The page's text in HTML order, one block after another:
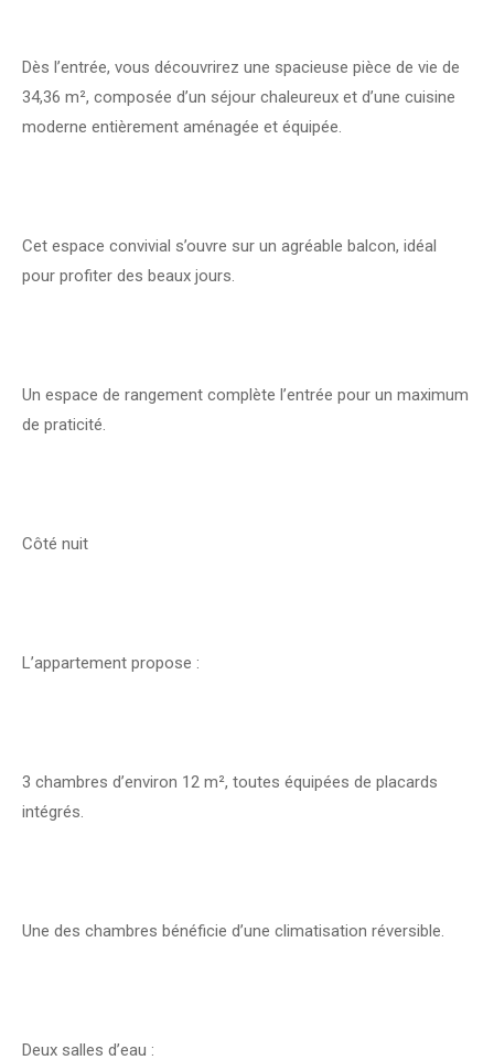
Dès l’entrée, vous découvrirez une spacieuse pièce de vie de
34,36 m², composée d’un séjour chaleureux et d’une cuisine
moderne entièrement aménagée et équipée.
Cet espace convivial s’ouvre sur un agréable balcon, idéal
pour profiter des beaux jours.
Un espace de rangement complète l’entrée pour un maximum
de praticité.
Côté nuit
L’appartement propose :
3 chambres d’environ 12 m², toutes équipées de placards
intégrés.
Une des chambres bénéficie d’une climatisation réversible.
Deux salles d’eau :